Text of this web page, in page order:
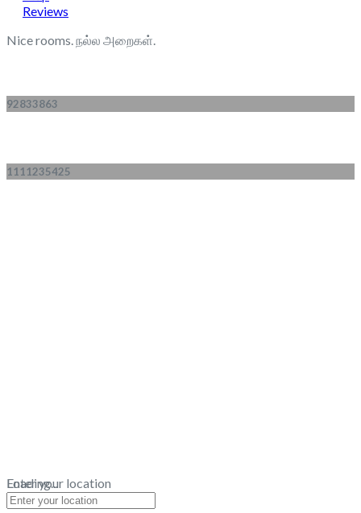
Reviews
Nice rooms. நல்ல அறைகள்.
92833863
1111235425
Loading...
Enter your location